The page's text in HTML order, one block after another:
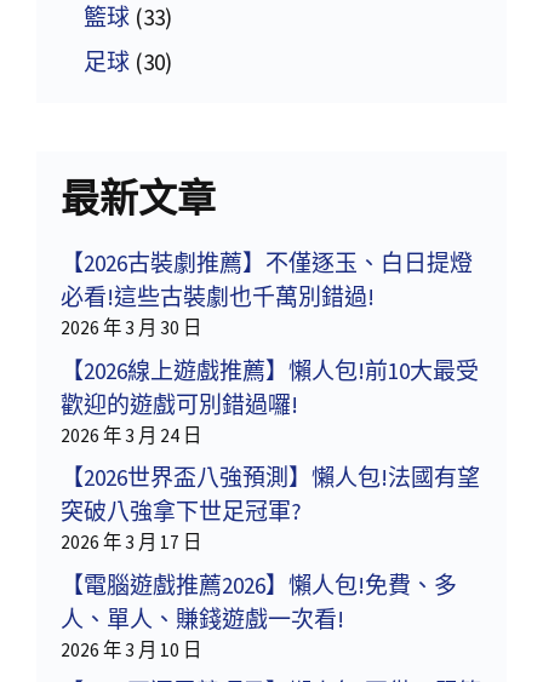
籃球 (33)
足球 (30)
最新文章
【2026古裝劇推薦】不僅逐玉、白日提燈
必看!這些古裝劇也千萬別錯過!
2026 年 3 月 30 日
【2026線上遊戲推薦】懶人包!前10大最受
歡迎的遊戲可別錯過囉!
2026 年 3 月 24 日
【2026世界盃八強預測】懶人包!法國有望
突破八強拿下世足冠軍?
2026 年 3 月 17 日
【電腦遊戲推薦2026】懶人包!免費、多
人、單人、賺錢遊戲一次看!
2026 年 3 月 10 日